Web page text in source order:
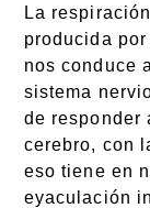
La
producida
nos conduce
sistema
de responder
cerebro, con
eso tiene en
eyaculación